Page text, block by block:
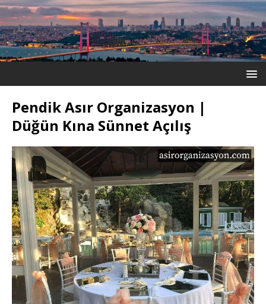
Pendik Asır Organizasyon |
Düğün Kına Sünnet Açılış